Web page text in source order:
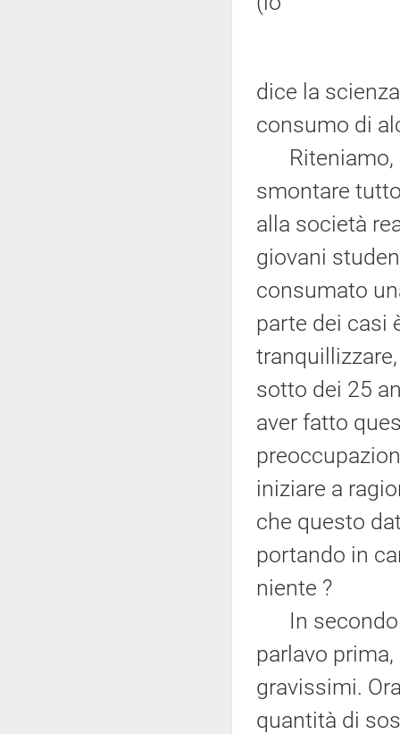
dice la
consumo di
Riteniamo,
smontare
alla società
giovani
consumato
parte dei casi
sotto dei 25
aver fatto
iniziare a
che questo
portando in
niente ?
In secondo
parlavo
gravissimi.
quantità di